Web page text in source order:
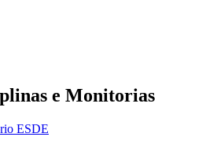
e Monitorias
ESDE